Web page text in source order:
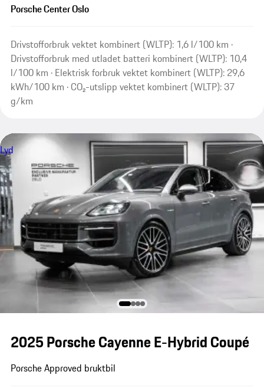
Porsche Center Oslo
Drivstofforbruk vektet kombinert (WLTP): 1,6 l/100 km ·
Drivstofforbruk med utladet batteri kombinert (WLTP): 10,4
l/100 km · Elektrisk forbruk vektet kombinert (WLTP): 29,6
kWh/100 km · CO₂-utslipp vektet kombinert (WLTP): 37
g/km
Lyd
2025 Porsche Cayenne E-Hybrid Coupé
Porsche Approved bruktbil